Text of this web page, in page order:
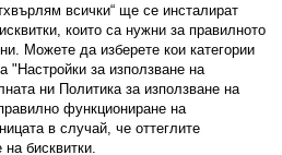
Instagramвсички“ ще се инсталират
които са нужни за правилното
Можете да изберете кои категории
"Настройки за използване на
ни Политика за използване на
функциониране на
в случай, че оттеглите
на бисквитки.